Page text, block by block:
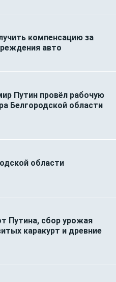
компенсацию за
авто
Путин провёл рабочую
Белгородской области
области
Путина, сбор урожая
каракурт и древние